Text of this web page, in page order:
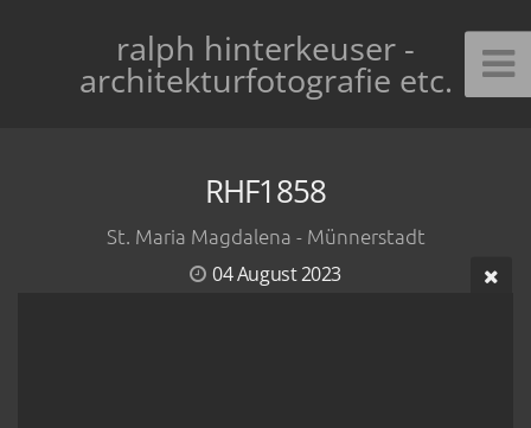
ralph hinterkeuser -
architekturfotografie etc.
RHF1858
St. Maria Magdalena - Münnerstadt
04 August 2023